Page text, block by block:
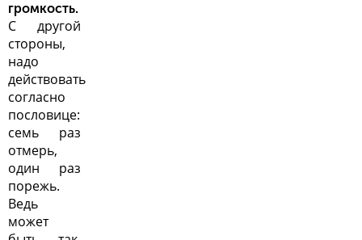
громкость.
С другой
стороны,
надо
действовать
согласно
пословице:
семь раз
отмерь,
один раз
порежь.
Ведь
может